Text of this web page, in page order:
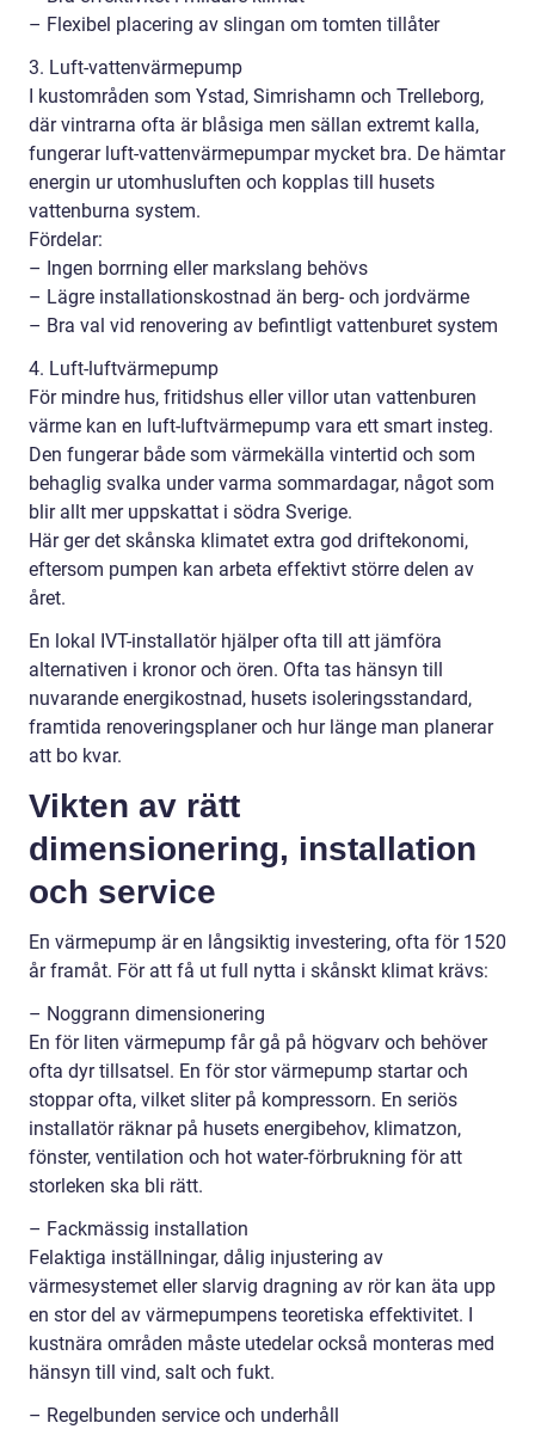
– Flexibel placering av slingan om tomten tillåter
3. Luft-vattenvärmepump
I kustområden som Ystad, Simrishamn och Trelleborg,
där vintrarna ofta är blåsiga men sällan extremt kalla,
fungerar luft-vattenvärmepumpar mycket bra. De hämtar
energin ur utomhusluften och kopplas till husets
vattenburna system.
Fördelar:
– Ingen borrning eller markslang behövs
– Lägre installationskostnad än berg- och jordvärme
– Bra val vid renovering av befintligt vattenburet system
4. Luft-luftvärmepump
För mindre hus, fritidshus eller villor utan vattenburen
värme kan en luft-luftvärmepump vara ett smart insteg.
Den fungerar både som värmekälla vintertid och som
behaglig svalka under varma sommardagar, något som
blir allt mer uppskattat i södra Sverige.
Här ger det skånska klimatet extra god driftekonomi,
eftersom pumpen kan arbeta effektivt större delen av
året.
En lokal IVT-installatör hjälper ofta till att jämföra
alternativen i kronor och ören. Ofta tas hänsyn till
nuvarande energikostnad, husets isoleringsstandard,
framtida renoveringsplaner och hur länge man planerar
att bo kvar.
Vikten av rätt
dimensionering, installation
och service
En värmepump är en långsiktig investering, ofta för 1520
år framåt. För att få ut full nytta i skånskt klimat krävs:
– Noggrann dimensionering
En för liten värmepump får gå på högvarv och behöver
ofta dyr tillsatsel. En för stor värmepump startar och
stoppar ofta, vilket sliter på kompressorn. En seriös
installatör räknar på husets energibehov, klimatzon,
fönster, ventilation och hot water-förbrukning för att
storleken ska bli rätt.
– Fackmässig installation
Felaktiga inställningar, dålig injustering av
värmesystemet eller slarvig dragning av rör kan äta upp
en stor del av värmepumpens teoretiska effektivitet. I
kustnära områden måste utedelar också monteras med
hänsyn till vind, salt och fukt.
– Regelbunden service och underhåll